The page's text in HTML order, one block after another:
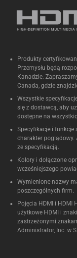
Produkty
Przemysłu będą
Kanadzie.
Canada, gdzie
Wszystkie
się z dostawcą, aby
dostępne na
Specyfikacje i funkcje
charakter poglądowy.
ze specyfikacją.
Kolory i dołączone
wcześniejszego
Wymienione nazwy
poszczególnych firm.
Pojęcia HDMI i HDMI
użytkowe HDMI i
zastrzeżonymi
Administrator, Inc. w